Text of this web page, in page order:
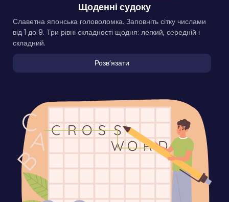
Щоденні судоку
Славетна японська головоломка. Заповніть сітку числами
від 1 до 9. Три рівні складності щодня: легкий, середній і
складний.
Розвʼязати